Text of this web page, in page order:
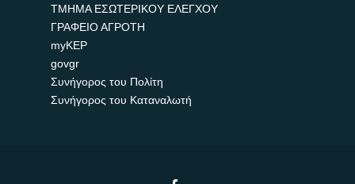
ΤΜΗΜΑ ΕΣΩΤΕΡΙΚΟΥ ΕΛΕΓΧΟΥ
ΓΡΑΦΕΙΟ ΑΓΡΟΤΗ
myKEP
govgr
Συνήγορος του Πολίτη
Συνήγορος του Καταναλωτή